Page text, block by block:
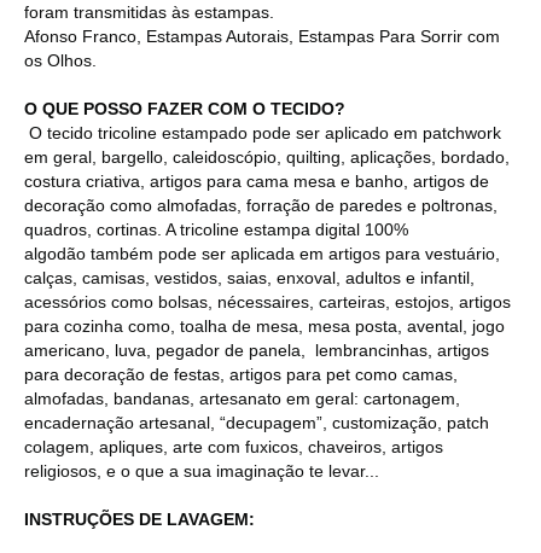
foram transmitidas às estampas.
Afonso Franco, Estampas Autorais, Estampas Para Sorrir com
os Olhos.
O QUE POSSO FAZER COM O TECIDO?
O tecido tricoline estampado pode ser aplicado em patchwork
em geral, bargello, caleidoscópio, quilting, aplicações, bordado,
costura criativa, artigos para cama mesa e banho, artigos de
decoração como almofadas, forração de paredes e poltronas,
quadros, cortinas. A tricoline estampa digital 100%
algodão também pode ser aplicada em artigos para vestuário,
calças, camisas, vestidos, saias, enxoval, adultos e infantil,
acessórios como bolsas, nécessaires, carteiras, estojos, artigos
para cozinha como, toalha de mesa, mesa posta, avental, jogo
americano, luva, pegador de panela, lembrancinhas, artigos
para decoração de festas, artigos para pet como camas,
almofadas, bandanas, artesanato em geral: cartonagem,
encadernação artesanal, “decupagem”, customização, patch
colagem, apliques, arte com fuxicos, chaveiros, artigos
religiosos, e o que a sua imaginação te levar...
INSTRUÇÕES DE LAVAGEM: